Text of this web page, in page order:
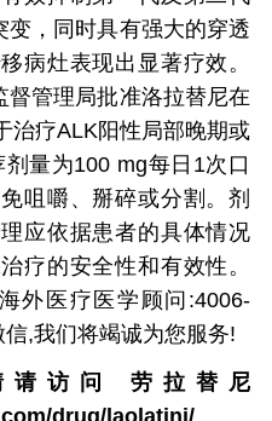
，同时具有强大的穿透
病灶表现出显著疗效。
督管理局批准洛拉替尼在
治疗ALK阳性局部晚期或
量为100 mg每日1次口
咀嚼、掰碎或分割。剂
应依据患者的具体情况
疗的安全性和有效性。
外医疗医学顾问:4006-
,我们将竭诚为您服务!
请访问 劳拉替尼
drug/laolatini/